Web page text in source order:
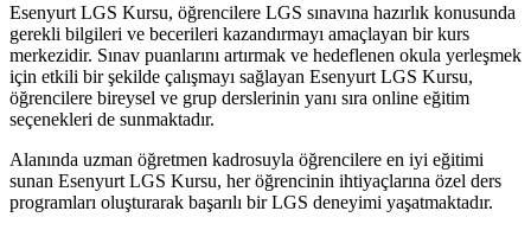
Esenyurt LGS Kursu, öğrencilere LGS sınavına hazırlık konusunda
gerekli bilgileri ve becerileri kazandırmayı amaçlayan bir kurs
merkezidir. Sınav puanlarını artırmak ve hedeflenen okula yerleşmek
için etkili bir şekilde çalışmayı sağlayan Esenyurt LGS Kursu,
öğrencilere bireysel ve grup derslerinin yanı sıra online eğitim
seçenekleri de sunmaktadır.
Alanında uzman öğretmen kadrosuyla öğrencilere en iyi eğitimi
sunan Esenyurt LGS Kursu, her öğrencinin ihtiyaçlarına özel ders
programları oluşturarak başarılı bir LGS deneyimi yaşatmaktadır.